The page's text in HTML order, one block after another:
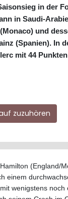
in der
in Saudi-
und
(Spanien). In
mit 44
zuzuhören
(England/
einem
wenigstens noch